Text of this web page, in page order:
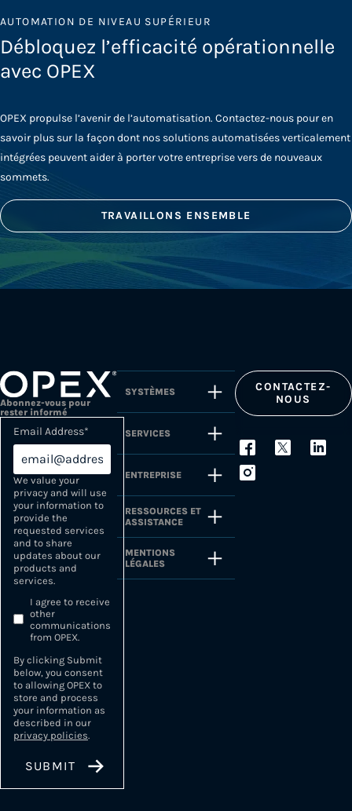
AUTOMATION DE NIVEAU SUPÉRIEUR
Débloquez l’efficacité opérationnelle
avec OPEX
OPEX propulse l’avenir de l’automatisation. Contactez-nous pour en
savoir plus sur la façon dont nos solutions automatisées verticalement
intégrées peuvent aider à porter votre entreprise vers de nouveaux
sommets.
TRAVAILLONS ENSEMBLE
Abonnez-vous pour
rester informé
Email Address*
We value your
privacy and will use
your information to
provide the
requested services
and to share
updates about our
products and
services.
I agree to receive
other
communications
from OPEX.
By clicking Submit
below, you consent
to allowing OPEX to
store and process
your information as
described in our
privacy policies.
SYSTÈMES
SERVICES
ENTREPRISE
RESSOURCES ET
ASSISTANCE
MENTIONS
LÉGALES
CONTACTEZ-
NOUS